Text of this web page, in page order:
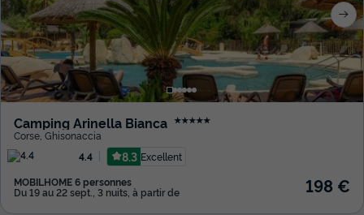
Camping Arinella Bianca ★★★★★
Corse Ghisonaccia
4.4
8.3 Excellent
MOBILHOME 6 personnes
Du 19 au 22 sept., 3 nuits, à partir de 198 €